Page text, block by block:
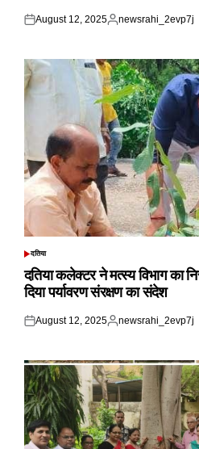
Posted
August 12, 2025
Posted
newsrahi_2evp7j
POSTED
दतिया
दतिया कलेक्टर ने मत्स्य विभाग का
दिया पर्यावरण संरक्षण का संदेश
Posted
August 12, 2025
Posted
newsrahi_2evp7j